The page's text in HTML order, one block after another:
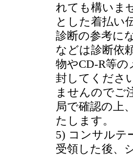
れても構いま
とした着払い
診断の参考に
などは診断依
物やCD-R等
封してくださ
ませんのでご
局で確認の上
たします。
5) コンサルテ
受領した後、